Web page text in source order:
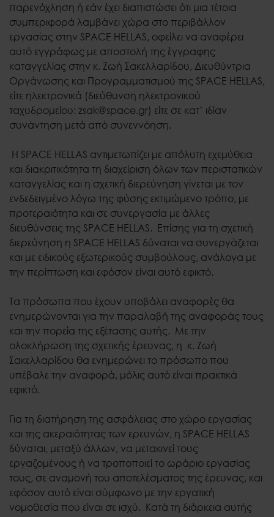
παρενόχληση ή εάν έχει διαπιστώσει ότι μια τέτοια
συμπεριφορά λαμβάνει χώρα στο περιβάλλον
εργασίας στην SPACE HELLAS, οφείλει να αναφέρει
αυτό εγγράφως με αποστολή της έγγραφης
καταγγελίας στην κ. Ζωή Σακελλαρίδου, Διευθύντρια
Οργάνωσης και Προγραμματισμού της SPACE HELLAS,
είτε ηλεκτρονικά (διεύθυνση ηλεκτρονικού
ταχυδρομείου: zsak@space.gr) είτε σε κατ’ ιδίαν
συνάντηση μετά από συνεννόηση.
Η SPACE HELLAS αντιμετωπίζει με απόλυτη εχεμύθεια
και διακριτικότητα τη διαχείριση όλων των περιστατικών
καταγγελίας και η σχετική διερεύνηση γίνεται με τον
ενδεδειγμένο λόγω της φύσης εκτιμώμενο τρόπο, με
προτεραιότητα και σε συνεργασία με άλλες
διευθύνσεις της SPACE HELLAS. Επίσης για τη σχετική
διερεύνηση η SPACE HELLAS δύναται να συνεργάζεται
και με ειδικούς εξωτερικούς συμβούλους, ανάλογα με
την περίπτωση και εφόσον είναι αυτό εφικτό.
Τα πρόσωπα που έχουν υποβάλει αναφορές θα
ενημερώνονται για την παραλαβή της αναφοράς τους
και την πορεία της εξέτασης αυτής. Με την
ολοκλήρωση της σχετικής έρευνας, η κ. Ζωή
Σακελλαρίδου θα ενημερώνει το πρόσωπο που
υπέβαλε την αναφορά, μόλις αυτό είναι πρακτικά
εφικτό.
Για τη διατήρηση της ασφάλειας στο χώρο εργασίας
και της ακεραιότητας των ερευνών, η SPACE HELLAS
δύναται, μεταξύ άλλων, να μετακινεί τους
εργαζομένους ή να τροποποιεί το ωράριο εργασίας
τους, σε αναμονή του αποτελέσματος της έρευνας, και
εφόσον αυτό είναι σύμφωνο με την εργατική
νομοθεσία που είναι σε ισχύ. Κατά τη διάρκεια αυτής